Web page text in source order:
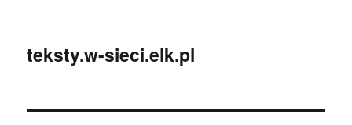
teksty.w-sieci.elk.pl